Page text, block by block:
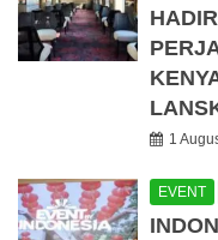
1
EVENT